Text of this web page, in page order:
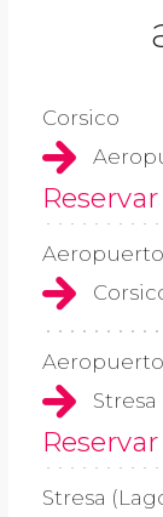
Corsico
Reservar
Stresa
Reservar
Stresa